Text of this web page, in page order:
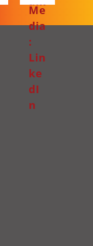
Me
dia
:
Lin
ke
dI
n